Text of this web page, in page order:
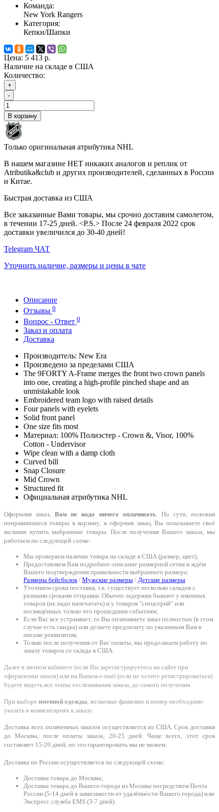
Команда:
New York Rangers
Категория:
Кепки/Шапки
Цена: 5 413 р.
Наличие на складе в США
Количество:
+
-
В корзину
Только оригинальная атрибутика NHL
В нашем магазине НЕТ никаких аналогов и реплик от
Atributika&club и других производителей, сделанных в России
и Китае.
Быстрая доставка из США
Все заказанные Вами товары, мы срочно доставим самолетом,
в течении 17-25 дней. <P.S.> После 24 февраля 2022 срок
доставки увеличился до 30-40 дней!
Telegram ЧАТ
Уточнить наличие, размеры и цены в чате
Описание
Отзывы 0
Вопрос - Ответ 0
Заказ и оплата
Доставка
Производитель: New Era
Произведено за пределами США
The 9FORTY A-Frame merges the front two crown panels
into one, creating a high-profile pinched shape and an
unmistakable look
Embroidered team logo with raised details
Four panels with eyelets
Solid front panel
One size fits most
Материал: 100% Полиэстер - Crown &, Visor, 100%
Cotton - Undervisor
Wipe clean with a damp cloth
Curved bill
Snap Closure
Mid Crown
Structured fit
Официальная атрибутика NHL
Оформляя заказ,Вам не надо ничего оплачивать. По сути, положив
понравившиеся товары в корзину, и оформив заказ, Вы показываете своё
желание купить выбранные товары. После получения Вашего заказа, мы
работаем по следующей схеме:
Мы проверяем наличие товара на складе в США (размер, цвет);
Предоставляем Вам подробное описание размерной сетки и ждём
Вашего подтверждения правильности выбранного размера;
Размеры бейсболок/ Мужские размеры / Детские размеры
Уточняем сроки поставки, т.к. существует несколько складов с
разными сроками отправки. Обычно задержки бывают у именных
товаров (их надо напечатать) и у товаров "спецсерий" или
посвящённых только что прошедшим событиям;
Если Вас все устраивает, то Вы оплачиваете заказ полностью (в этом
случае есть скидка) или делаете предоплату по указанным Вам в
письме реквизитам;
Только после получения от Вас оплаты, мы продолжаем работу по
заказу товаров со склада в США.
Далее в личном кабинете (если Вы зарегистрируетесь на сайте при
оформлении заказа) или на Вашем e-mail (если не хотите регистрироваться)
будете видеть все этапы отслеживания заказа, до самого получения.
При выборе именной одежды, желаемые фамилию и номер необходимо
указать в комментариях к заказу.
Доставка всех оплаченных заказов осуществляется из США. Срок доставки
до Москвы, после оплаты заказа, 20-25 дней. Чаще всего, этот срок
составляет 15-20 дней, но это гарантировать мы не можем.
Доставка по России осуществляется по следующей схеме:
Доставка товара до Москвы;
Доставка товара до Вашего города из Москвы посредством Почта
России (5-14 дней в зависимости от удалённости Вашего города) или
Экспресс служба EMS (3-7 дней).